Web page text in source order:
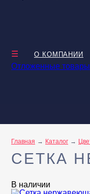
О КОМПАНИИ
Отложенные товары
Главная Каталог
СЕТКА
В наличии